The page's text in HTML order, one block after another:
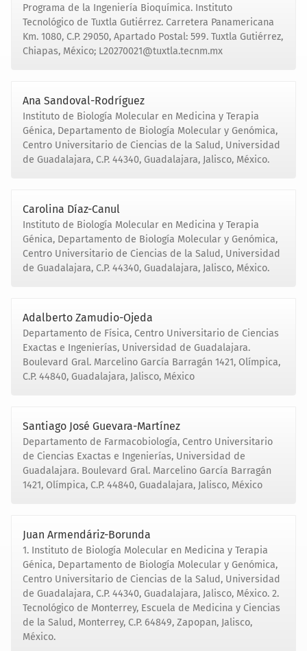
Programa de la Ingeniería Bioquímica. Instituto
Tecnológico de Tuxtla Gutiérrez. Carretera Panamericana
Km. 1080, C.P. 29050, Apartado Postal: 599. Tuxtla Gutiérrez,
Chiapas, México; L20270021@tuxtla.tecnm.mx
Ana Sandoval-Rodríguez
Instituto de Biología Molecular en Medicina y Terapia
Génica, Departamento de Biología Molecular y Genómica,
Centro Universitario de Ciencias de la Salud, Universidad
de Guadalajara, C.P. 44340, Guadalajara, Jalisco, México.
Carolina Díaz-Canul
Instituto de Biología Molecular en Medicina y Terapia
Génica, Departamento de Biología Molecular y Genómica,
Centro Universitario de Ciencias de la Salud, Universidad
de Guadalajara, C.P. 44340, Guadalajara, Jalisco, México.
Adalberto Zamudio-Ojeda
Departamento de Física, Centro Universitario de Ciencias
Exactas e Ingenierías, Universidad de Guadalajara.
Boulevard Gral. Marcelino García Barragán 1421, Olímpica,
C.P. 44840, Guadalajara, Jalisco, México
Santiago José Guevara-Martínez
Departamento de Farmacobiología, Centro Universitario
de Ciencias Exactas e Ingenierías, Universidad de
Guadalajara. Boulevard Gral. Marcelino García Barragán
1421, Olímpica, C.P. 44840, Guadalajara, Jalisco, México
Juan Armendáriz-Borunda
1. Instituto de Biología Molecular en Medicina y Terapia
Génica, Departamento de Biología Molecular y Genómica,
Centro Universitario de Ciencias de la Salud, Universidad
de Guadalajara, C.P. 44340, Guadalajara, Jalisco, México. 2.
Tecnológico de Monterrey, Escuela de Medicina y Ciencias
de la Salud, Monterrey, C.P. 64849, Zapopan, Jalisco,
México.